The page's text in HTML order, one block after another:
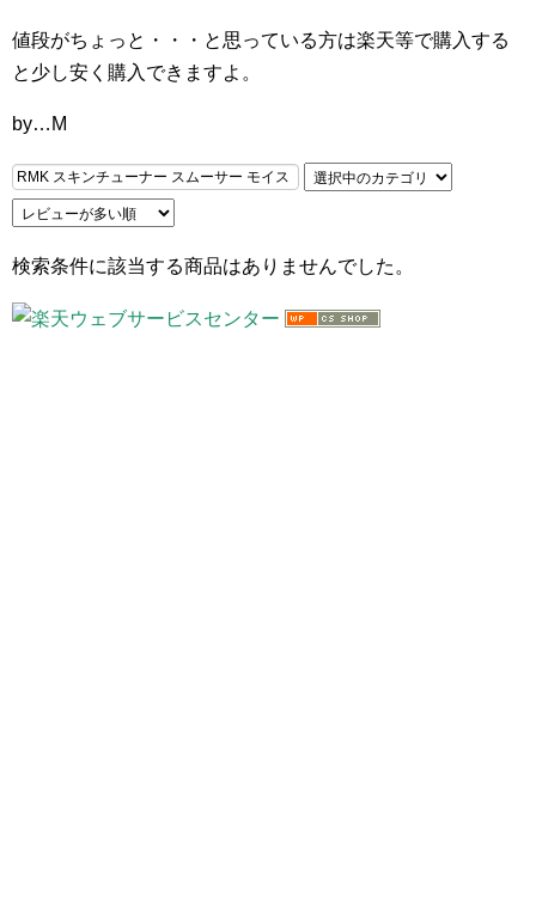
値段がちょっと・・・と思っている方は楽天等で購入する
と少し安く購入できますよ。
by…M
検索条件に該当する商品はありませんでした。